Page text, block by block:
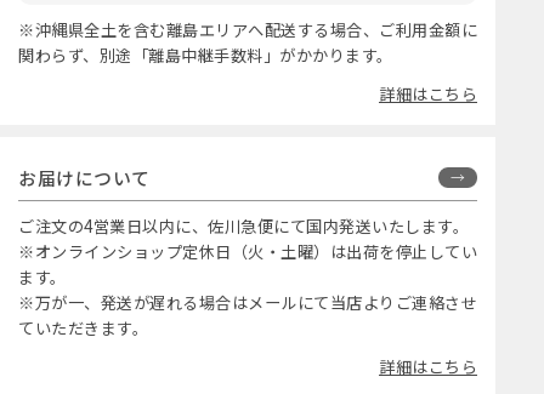
※沖縄県全土を含む離島エリアへ配送する場合、ご利用金額に
関わらず、別途「離島中継手数料」がかかります。
詳細はこちら
お届けについて
ご注文の4営業日以内に、佐川急便にて国内発送いたします。
※オンラインショップ定休日（火・土曜）は出荷を停止してい
ます。
※万が一、発送が遅れる場合はメールにて当店よりご連絡させ
ていただきます。
詳細はこちら